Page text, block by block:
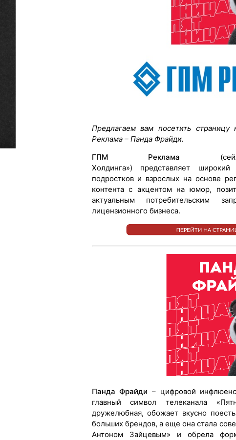
Предлагаем вам посетить
Реклама – Панда Фрайди.
ГПМ Реклама (сейлз-
Холдинга») представляет
подростков и взрослых на основе
контента с акцентом на юмор,
актуальным потребительским
лицензионного бизнеса.
Панда Фрайди – цифровой
главный символ телеканала
дружелюбная, обожает вкусно
больших брендов, а еще она стала
Антоном Зайцевым» и обрела